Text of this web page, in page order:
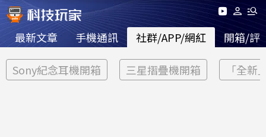
最新文章 手機通訊 社群/APP/網紅 開箱/評
Sony紀念耳機開箱 三星摺疊機開箱 「全新